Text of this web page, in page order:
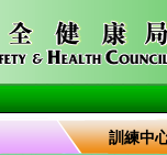
訓練中